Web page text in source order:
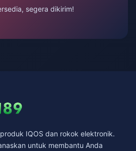
segera dikirim!
IQOS dan rokok elektronik.
untuk membantu Anda